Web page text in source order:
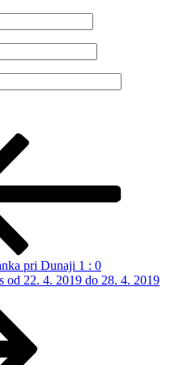
pri Dunaji 1 : 0
od 22. 4. 2019 do 28. 4. 2019